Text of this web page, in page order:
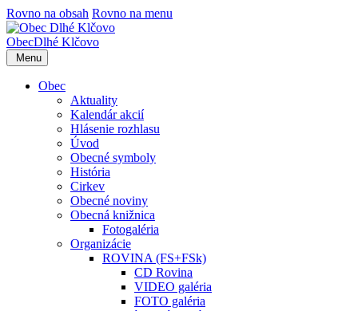
Rovno na obsah Rovno na menu
ObecDlhé Klčovo
Menu
Obec
Aktuality
Kalendár akcií
Hlásenie rozhlasu
Úvod
Obecné symboly
História
Cirkev
Obecné noviny
Obecná knižnica
Fotogaléria
Organizácie
ROVINA (FS+FSk)
CD Rovina
VIDEO galéria
FOTO galéria